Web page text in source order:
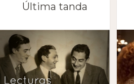
Última tanda